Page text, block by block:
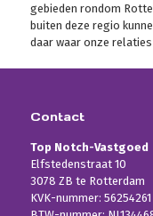
gebieden rondom
buiten deze regio
daar waar onze
Contact
Top Notch-Vastgoed
Elfstedenstraat 10
3078 ZB te Rotterdam
KVK-nummer: 56254261